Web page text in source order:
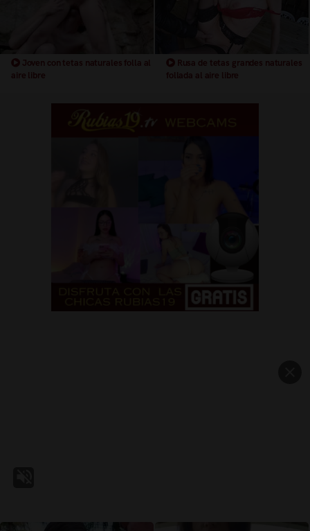
Joven con tetas naturales folla al
aire libre
Rusa de tetas grandes naturales
follada al aire libre